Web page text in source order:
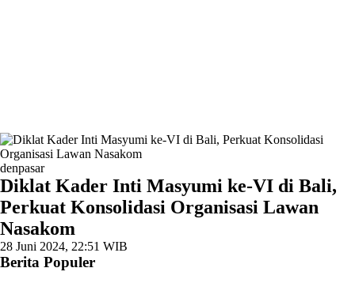
denpasar
Diklat Kader Inti Masyumi ke-VI di Bali,
Perkuat Konsolidasi Organisasi Lawan
Nasakom
28 Juni 2024, 22:51 WIB
Berita Populer